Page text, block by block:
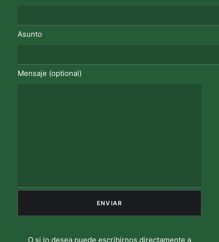
Asunto
Mensaje (optional)
O si lo desea puede escribirnos directamente a